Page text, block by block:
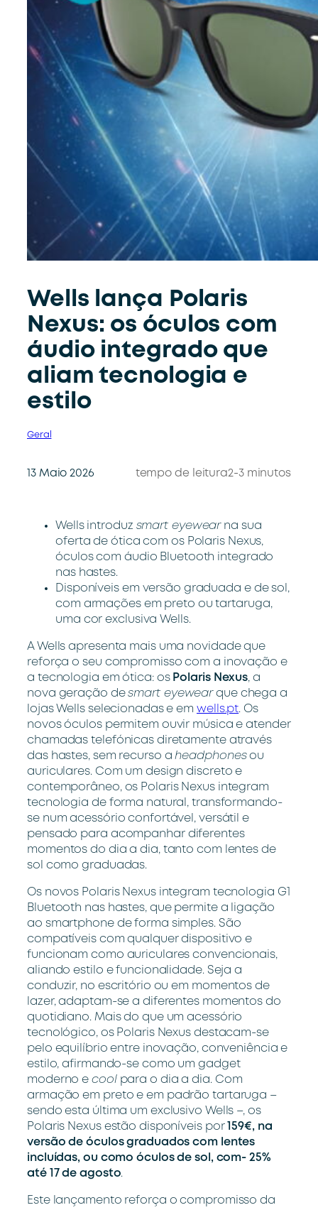
Wells lança Polaris
Nexus: os óculos com
áudio integrado que
aliam tecnologia e
estilo
Geral
13 Maio 2026 tempo de leitura2-3 minutos
Wells introduz smart eyewearna sua
oferta de ótica com os Polaris Nexus,
óculos com áudio Bluetooth integrado
nas hastes.
Disponíveis em versão graduada e de sol,
com armações em preto ou tartaruga,
uma cor exclusiva Wells.
A Wells apresenta mais uma novidade que
reforça o seu compromisso com a inovação e
a tecnologia em ótica: os Polaris Nexus, a
nova geração desmart eyewearque chega a
lojas Wells selecionadas e em wells.pt. Os
novos óculos permitem ouvir música e atender
chamadas telefónicas diretamente através
das hastes, sem recurso aheadphonesou
auriculares. Com um design discreto e
contemporâneo, os Polaris Nexus integram
tecnologia de forma natural, transformando-
se num acessório confortável, versátil e
pensado para acompanhar diferentes
momentos do dia a dia, tanto com lentes de
sol como graduadas.
Os novos Polaris Nexus integram tecnologia G1
Bluetooth nas hastes, que permite a ligação
ao smartphone de forma simples. São
compatíveis com qualquer dispositivo e
funcionam como auriculares convencionais,
aliando estilo e funcionalidade. Seja a
conduzir, no escritório ou em momentos de
lazer, adaptam-se a diferentes momentos do
quotidiano. Mais do que um acessório
tecnológico, os Polaris Nexus destacam-se
pelo equilíbrio entre inovação, conveniência e
estilo, afirmando-se como um gadget
moderno ecoolpara o dia a dia. Com
armação em preto e em padrão tartaruga –
sendo esta última um exclusivo Wells –, os
Polaris Nexus estão disponíveis por 159€, na
versão de óculos graduados com lentes
incluídas, ou como óculos de sol, com- 25%
até 17 de agosto.
Este lançamento reforça o compromisso da